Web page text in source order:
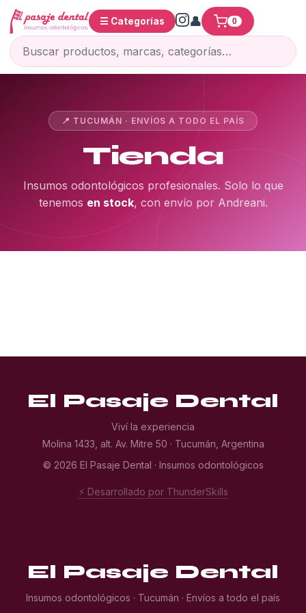
☰ Categorías 0
📍 TUCUMÁN · ENVÍOS A TODO EL PAÍS
Tienda
Insumos odontológicos profesionales. Solo lo que
tenemos en stock, con envío por Andreani.
El Pasaje Dental
Viví la experiencia
Molina 1433, alt. Av. Mitre 50 · Tucumán, Argentina
© 2026 El Pasaje Dental · Insumos odontológicos
⚡ Desarrollado por ThunderSkills
El Pasaje Dental
Insumos odontológicos · Tucumán · Envíos a todo el país